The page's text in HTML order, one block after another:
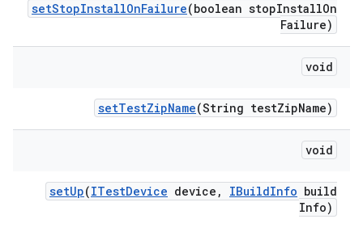
setStopInstallOnFailure(boolean stopInstallOn
Failure)
void
setTestZipName(String testZipName)
void
setUp(ITestDevice device , IBuildInfo build
Info)